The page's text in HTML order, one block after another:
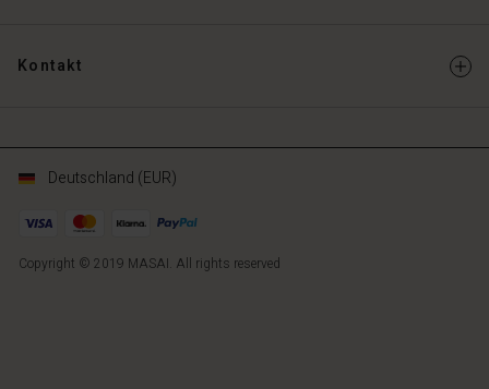
Kontakt
Copyright © 2019 MASAI. All rights reserved
Deutschland (EUR)